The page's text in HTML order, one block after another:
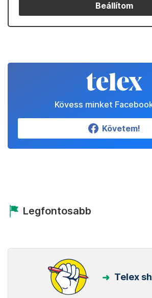
Beállítom
Kövess minket
Követem!
Legfontosabb
Telex